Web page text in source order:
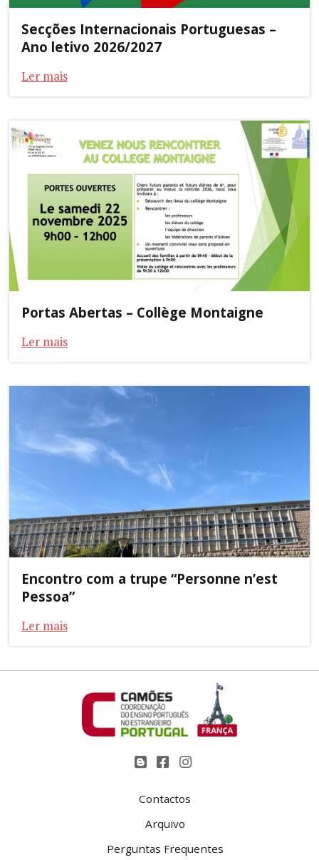
Secções Internacionais Portuguesas –
Ano letivo 2026/2027
Ler mais
Portas Abertas – Collège Montaigne
Ler mais
Encontro com a trupe “Personne n’est
Pessoa”
Ler mais
Contactos
Arquivo
Perguntas Frequentes